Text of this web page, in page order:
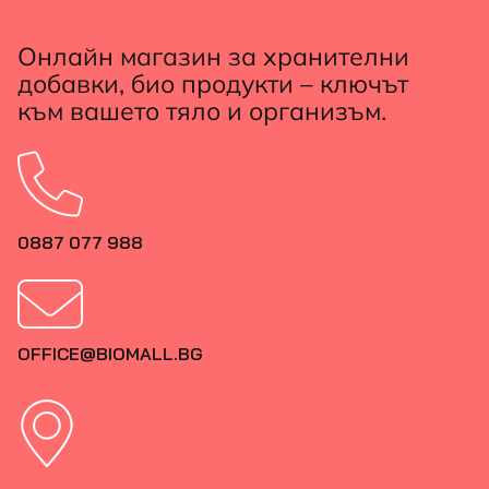
Онлайн магазин за хранителни
добавки, био продукти – ключът
към вашето тяло и организъм.
0887 077 988
OFFICE@BIOMALL.BG